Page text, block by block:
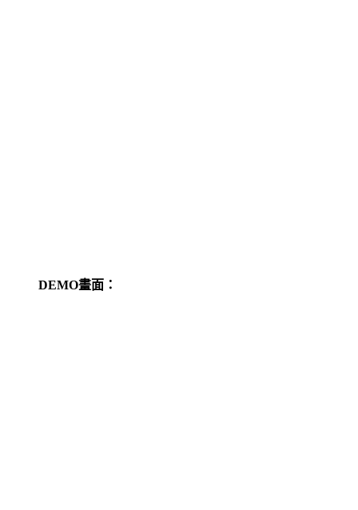
DEMO畫面：